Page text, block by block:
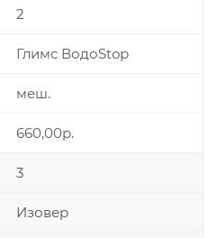
2
Глимс ВодоStop
меш.
660,00р.
3
Изовер